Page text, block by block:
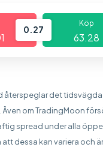
0.27
Köp
63.28
återspeglar det tidsvägda
om TradingMoon
spread under alla
dessa kan variera och